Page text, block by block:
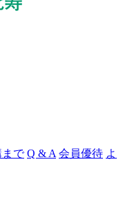
ャ
まで Q & A 会員優待 よ